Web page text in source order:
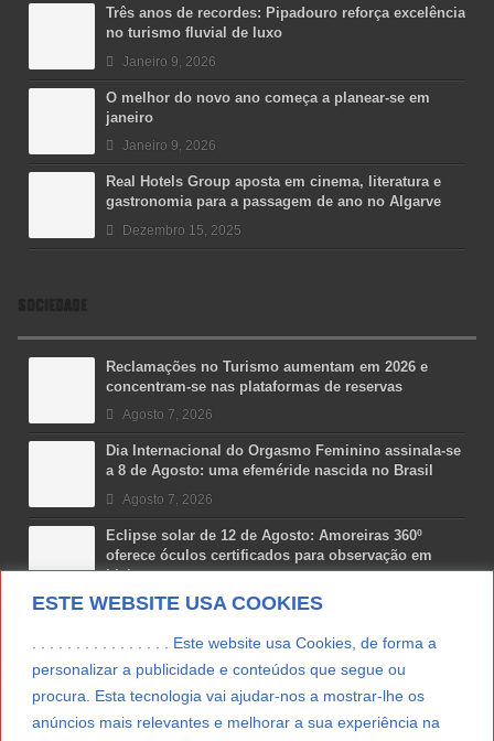
ESTE WEBSITE USA COOKIES
. . . . . . . . . . . . . . . . Este website usa Cookies, de forma a
personalizar a publicidade e conteúdos que segue ou
procura. Esta tecnologia vai ajudar-nos a mostrar-lhe os
anúncios mais relevantes e melhorar a sua experiência na
Três anos de recordes: Pipadouro reforça excelência
no turismo fluvial de luxo
Janeiro 9, 2026
O melhor do novo ano começa a planear-se em
janeiro
Janeiro 9, 2026
Real Hotels Group aposta em cinema, literatura e
gastronomia para a passagem de ano no Algarve
Dezembro 15, 2025
SOCIEDADE
Reclamações no Turismo aumentam em 2026 e
concentram-se nas plataformas de reservas
Agosto 7, 2026
Dia Internacional do Orgasmo Feminino assinala-se
a 8 de Agosto: uma efeméride nascida no Brasil
Agosto 7, 2026
Eclipse solar de 12 de Agosto: Amoreiras 360º
oferece óculos certificados para observação em
Lisboa
Agosto 7, 2026
Lua Afonso vence prémio internacional de liderança
Agosto 7, 2026
Preparar o carro para as férias de Verão